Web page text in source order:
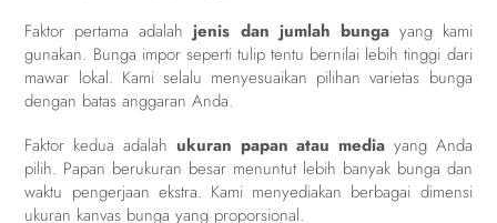
Faktor pertama adalahjenis dan jumlah bungayang kami
gunakan. Bunga impor seperti tulip tentu bernilai lebih tinggi dari
mawar lokal. Kami selalu menyesuaikan pilihan varietas bunga
dengan batas anggaran Anda.
Faktor kedua adalah ukuran papan atau media yang Anda
pilih. Papan berukuran besar menuntut lebih banyak bunga dan
waktu pengerjaan ekstra. Kami menyediakan berbagai dimensi
ukuran kanvas bunga yang proporsional.